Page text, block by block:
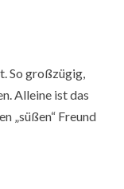
So großzügig,
Alleine ist das
„süßen“ Freund